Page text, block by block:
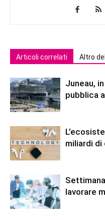
Articoli correlati Altro
Juneau,
pubblica
miliardi di
lavorare